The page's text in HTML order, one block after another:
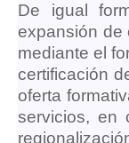
De igual
expansión de
mediante el
certificación
oferta
servicios, en